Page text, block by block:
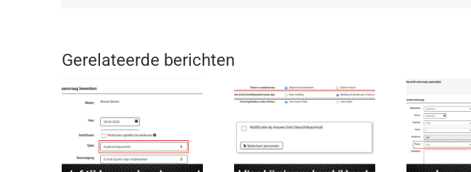
Gerelateerde berichten